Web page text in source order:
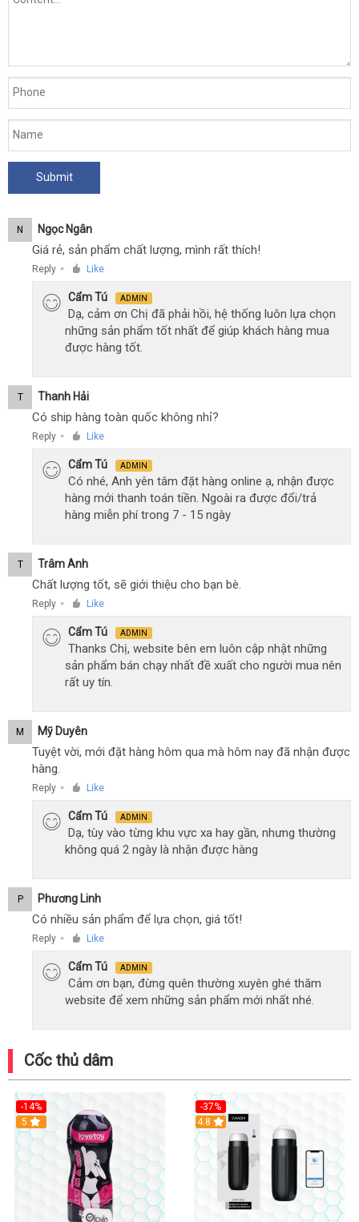
N Ngọc Ngân
Giá rẻ, sản phẩm chất lượng, mình rất thích!
Reply ● Like
Cẩm Tú ADMIN
Dạ, cảm ơn Chị đã phải hồi, hệ thống luôn lựa chọn
những sản phẩm tốt nhất để giúp khách hàng mua
được hàng tốt.
T Thanh Hải
Có ship hàng toàn quốc không nhỉ?
Reply ● Like
Cẩm Tú ADMIN
Có nhé, Anh yên tâm đặt hàng online ạ, nhận được
hàng mới thanh toán tiền. Ngoài ra được đổi/trả
hàng miễn phí trong 7 - 15 ngày
T Trâm Anh
Chất lượng tốt, sẽ giới thiệu cho bạn bè.
Reply ● Like
Cẩm Tú ADMIN
Thanks Chị, website bên em luôn cập nhật những
sản phẩm bán chạy nhất đề xuất cho người mua nên
rất uy tín.
M Mỹ Duyên
Tuyệt vời, mới đặt hàng hôm qua mà hôm nay đã nhận được
hàng.
Reply ● Like
Cẩm Tú ADMIN
Dạ, tùy vào từng khu vực xa hay gần, nhưng thường
không quá 2 ngày là nhận được hàng
P Phương Linh
Có nhiều sản phẩm để lựa chọn, giá tốt!
Reply ● Like
Cẩm Tú ADMIN
Cảm ơn bạn, đừng quên thường xuyên ghé thăm
website để xem những sản phẩm mới nhất nhé.
Cốc thủ dâm
-14%
Hot
5
-37%
4.8